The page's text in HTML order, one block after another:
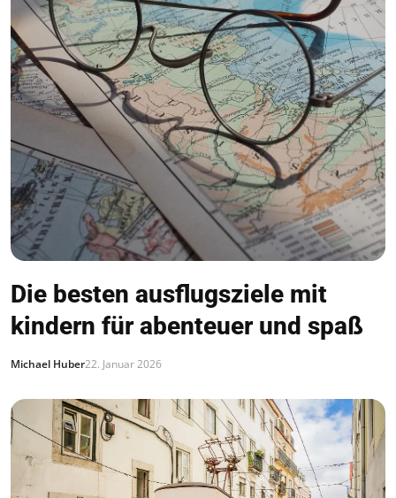
Die besten ausflugsziele mit
kindern für abenteuer und spaß
Michael Huber22. Januar 2026